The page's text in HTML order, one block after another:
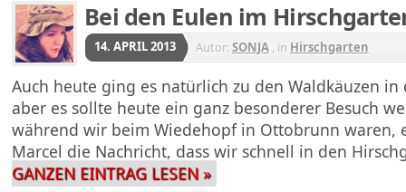
Bei den Eulen im
14. APRIL 2013 Autor:SONJA , in Hirschgarten
Auch heute ging es natürlich zu den Waldkäuzen
aber es sollte heute ein ganz besonderer Besuch
während wir beim Wiedehopf in Ottobrunn waren,
Marcel die Nachricht, dass wir schnell in den
GANZEN EINTRAG LESEN »